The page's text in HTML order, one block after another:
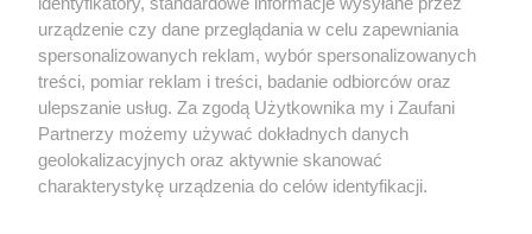
ŻUŻEL
2. Ekstraliga żużlowa dla
ekipy z Krosna. Kto zgarnął
cenny punkt bonusowy?
urządzenie czy dane przeglądania w celu zapewniania
spersonalizowanych reklam, wybór spersonalizowanych
treści, pomiar reklam i treści, badanie odbiorców oraz
ulepszanie usług. Za zgodą Użytkownika my i Zaufani
Partnerzy możemy używać dokładnych danych
geolokalizacyjnych oraz aktywnie skanować
charakterystykę urządzenia do celów identyfikacji.